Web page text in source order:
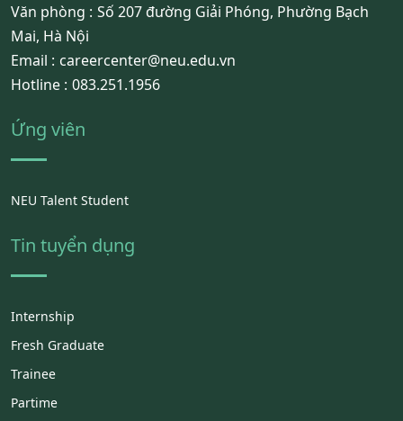
Văn phòng : Số 207 đường Giải Phóng, Phường Bạch
Mai, Hà Nội
Email : careercenter@neu.edu.vn
Hotline : 083.251.1956
Ứng viên
NEU Talent Student
Tin tuyển dụng
Internship
Fresh Graduate
Trainee
Partime